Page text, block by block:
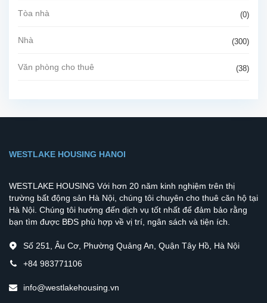
Tòa nhà (0)
Nhà (300)
Văn phòng cho thuê (38)
WESTLAKE HOUSING HANOI
WESTLAKE HOUSING Với hơn 20 năm kinh nghiệm trên thị
trường bất động sản Hà Nội, chúng tôi chuyên cho thuê căn hộ tại
Hà Nội. Chúng tôi hướng đến dịch vụ tốt nhất để đảm bảo rằng
bạn tìm được BĐS phù hợp về vị trí, ngân sách và tiện ích.
Số 251, Âu Cơ, Phường Quảng An, Quận Tây Hồ, Hà Nội
+84 983771106
info@westlakehousing.vn